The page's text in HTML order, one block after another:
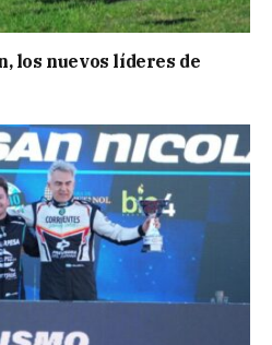
los nuevos líderes de